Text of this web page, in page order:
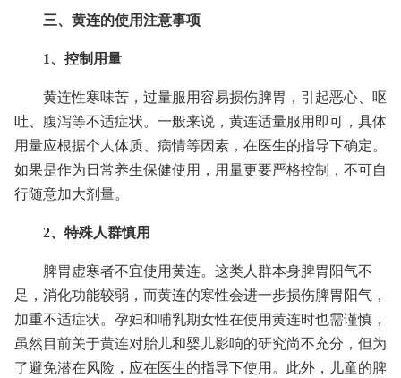
三、黄连的使用注意事项
1、控制用量
黄连性寒味苦，过量服用容易损伤脾胃，引起恶心、呕
吐、腹泻等不适症状。一般来说，黄连适量服用即可，具体
用量应根据个人体质、病情等因素，在医生的指导下确定。
如果是作为日常养生保健使用，用量更要严格控制，不可自
行随意加大剂量。
2、特殊人群慎用
脾胃虚寒者不宜使用黄连。这类人群本身脾胃阳气不
足，消化功能较弱，而黄连的寒性会进一步损伤脾胃阳气，
加重不适症状。孕妇和哺乳期女性在使用黄连时也需谨慎，
虽然目前关于黄连对胎儿和婴儿影响的研究尚不充分，但为
了避免潜在风险，应在医生的指导下使用。此外，儿童的脾